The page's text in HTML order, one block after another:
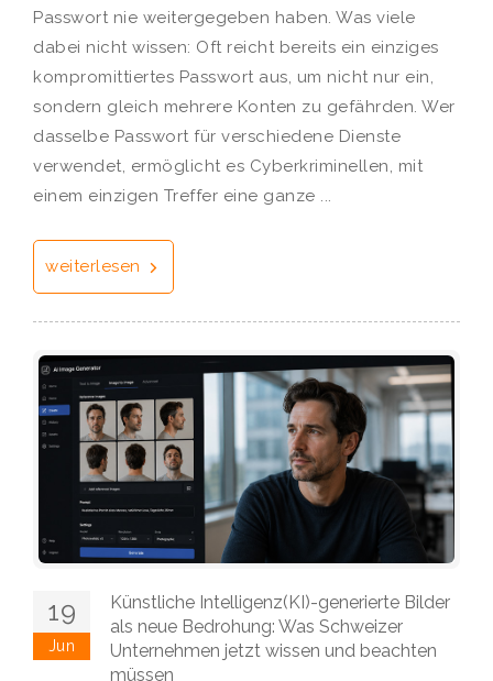
Passwort nie weitergegeben haben. Was viele
dabei nicht wissen: Oft reicht bereits ein einziges
kompromittiertes Passwort aus, um nicht nur ein,
sondern gleich mehrere Konten zu gefährden. Wer
dasselbe Passwort für verschiedene Dienste
verwendet, ermöglicht es Cyberkriminellen, mit
einem einzigen Treffer eine ganze ...
weiterlesen
19
Jun
Künstliche Intelligenz(KI)-generierte Bilder
als neue Bedrohung: Was Schweizer
Unternehmen jetzt wissen und beachten
müssen